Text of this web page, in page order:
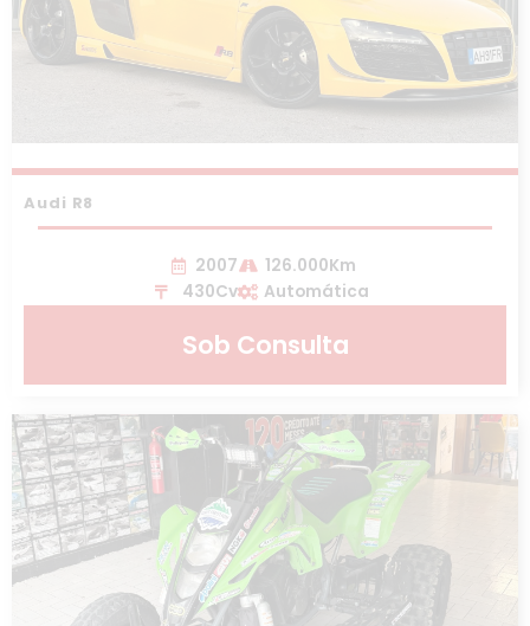
Audi R8
2007
126.000Km
430Cv
Automática
Sob Consulta